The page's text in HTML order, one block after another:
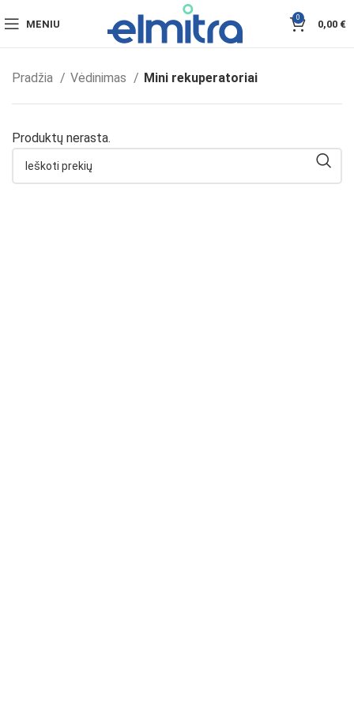
MENIU
0
0,00 €
Pradžia Vėdinimas Mini rekuperatoriai
Produktų nerasta.